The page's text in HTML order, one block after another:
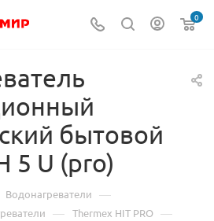
0
бытовой
5 U (pro)
Водонагреватели —
— Thermex HIT PRO —